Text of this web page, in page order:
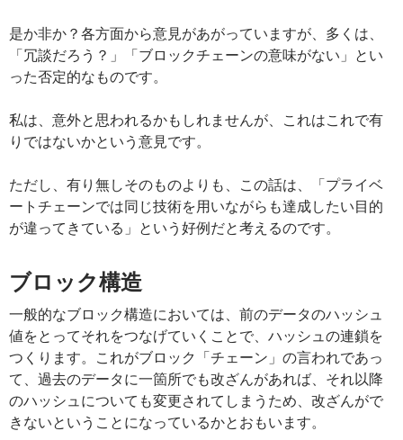
是か非か？各方面から意見があがっていますが、多くは、
「冗談だろう？」「ブロックチェーンの意味がない」とい
った否定的なものです。
私は、意外と思われるかもしれませんが、これはこれで有
りではないかという意見です。
ただし、有り無しそのものよりも、この話は、「プライベ
ートチェーンでは同じ技術を用いながらも達成したい目的
が違ってきている」という好例だと考えるのです。
ブロック構造
一般的なブロック構造においては、前のデータのハッシュ
値をとってそれをつなげていくことで、ハッシュの連鎖を
つくります。これがブロック「チェーン」の言われであっ
て、過去のデータに一箇所でも改ざんがあれば、それ以降
のハッシュについても変更されてしまうため、改ざんがで
きないということになっているかとおもいます。